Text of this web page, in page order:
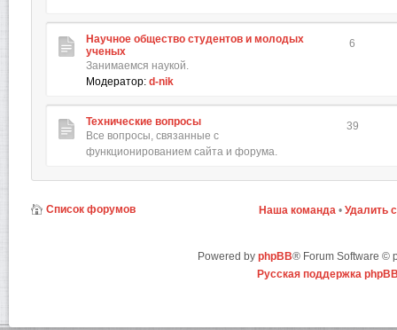
Научное общество студентов и молодых
ученых
Занимаемся наукой.
Модератор: d-nik
6
Технические вопросы
Все вопросы, связанные с
функционированием сайта и форума.
39
Список форумов Наша команда • Удалить
Powered by phpBB® Forum Software ©
Русская поддержка